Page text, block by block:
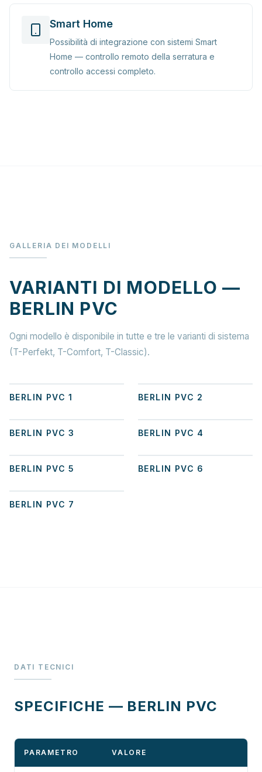
Smart Home
Possibilità di integrazione con sistemi Smart
Home — controllo remoto della serratura e
controllo accessi completo.
GALLERIA DEI MODELLI
VARIANTI DI MODELLO —
BERLIN PVC
Ogni modello è disponibile in tutte e tre le varianti di sistema
(T-Perfekt, T-Comfort, T-Classic).
BERLIN PVC 1 BERLIN PVC 2
BERLIN PVC 3 BERLIN PVC 4
BERLIN PVC 5 BERLIN PVC 6
BERLIN PVC 7
DATI TECNICI
SPECIFICHE — BERLIN PVC
PARAMETRO VALORE